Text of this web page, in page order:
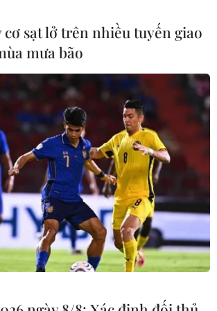
điểm tổ chức Phố đi bộ
Khúc - sức hút du lịch đêm
gian Phố đi bộ tạo cơ hội quảng bá
khuyến khích khởi nghiệp, phát triển
góp phần tạo việc làm, tăng thu
sống cho người dân.
cơ sạt lở trên nhiều tuyến giao
mưa bão